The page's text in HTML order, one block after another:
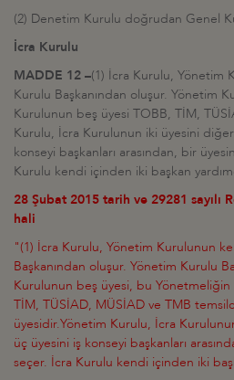
(2) Denetim Kurulu doğrudan Genel
İcra Kurulu
MADDE 12 –(1) İcra Kurulu, Yönetim
Kurulu Başkanından oluşur. Yönetim
Kurulunun beş üyesi TOBB, TİM,
Kurulu, İcra Kurulunun iki üyesini
konseyi başkanları arasından, bir
Kurulu kendi içinden iki başkan
28 Şubat 2015 tarih ve 29281
hali
"(1) İcra Kurulu, Yönetim Kurulunun
Başkanından oluşur. Yönetim Kurulu
Kurulunun beş üyesi, bu
TİM, TÜSİAD, MÜSİAD ve TMB
üyesidir.Yönetim Kurulu, İcra
üç üyesini iş konseyi başkanları
seçer. İcra Kurulu kendi içinden iki